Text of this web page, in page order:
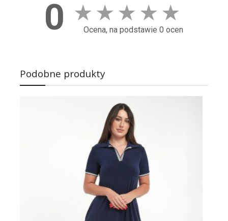
0 ★ ★ ★ ★ ★
Ocena, na podstawie 0 ocen
Podobne produkty